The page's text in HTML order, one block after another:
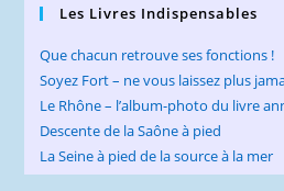
Les Livres Indispensables
Que chacun retrouve ses fonctions !
Soyez Fort – ne vous laissez plus
Le Rhône – l’album-photo du livre
Descente de la Saône à pied
La Seine à pied de la source à la mer